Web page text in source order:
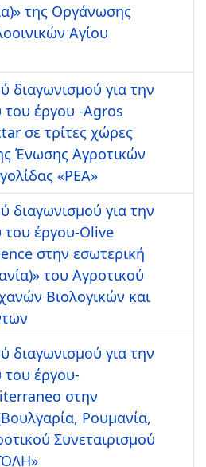
της Οργάνωσης
Αγίου
διαγωνισμού για την
έργου -Agros
σε τρίτες χώρες
Ένωσης Αγροτικών
«ΡΕΑ»
διαγωνισμού για την
του έργου-Olive
στην εσωτερική
του Αγροτικού
Βιολογικών και
διαγωνισμού για την
του έργου-
στην
Ρουμανία,
Συνεταιρισμού